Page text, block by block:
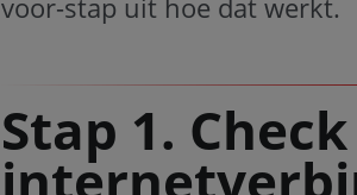
voor-stap uit hoe dat werkt.
Stap 1.